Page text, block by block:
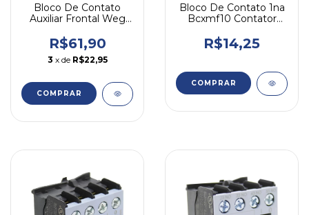
Bloco De Contato
Auxiliar Frontal Weg
R$61,90
3 x de R$22,95
Bloco De Contato 1na
Bcxmf10 Contator
R$14,25